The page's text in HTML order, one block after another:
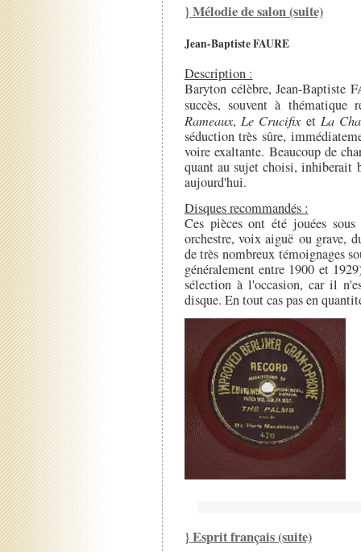
} Mélodie de salon (suite)
Jean-Baptiste FAURE
Description :
Baryton célèbre, Jean-Baptiste
succès, souvent à
Rameaux, Le CrucifixetLa
séduction très sûre,
voire exaltante. Beaucoup de
quant au sujet choisi, inhiberait
aujourd'hui.
Disques recommandés :
Ces pièces ont été jouées
orchestre, voix aiguë ou grave,
de très nombreux témoignages
généralement entre 1900 et
sélection à l'occasion, car il
disque. En tout cas pas en
} Esprit français (suite)